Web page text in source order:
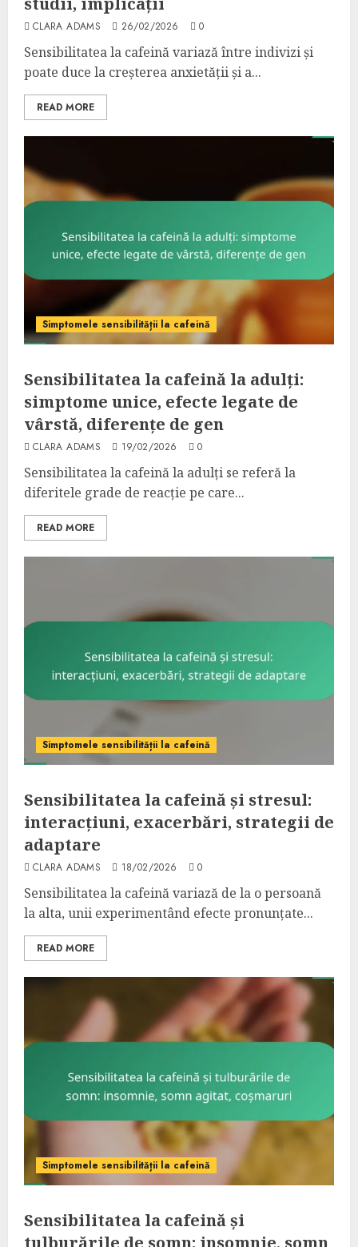
CLARA ADAMS 26/02/2026 0
Sensibilitatea la cafeină variază între indivizi și
poate duce la creșterea anxietății și a...
READ MORE
Simptomele sensibilității la cafeină
Sensibilitatea la cafeină la adulți:
simptome unice, efecte legate de
vârstă, diferențe de gen
CLARA ADAMS 19/02/2026 0
Sensibilitatea la cafeină la adulți se referă la
diferitele grade de reacție pe care...
READ MORE
Simptomele sensibilității la cafeină
Sensibilitatea la cafeină și stresul:
interacțiuni, exacerbări, strategii de
adaptare
CLARA ADAMS 18/02/2026 0
Sensibilitatea la cafeină variază de la o persoană
la alta, unii experimentând efecte pronunțate...
READ MORE
Simptomele sensibilității la cafeină
Sensibilitatea la cafeină și
tulburările de somn: insomnie, somn